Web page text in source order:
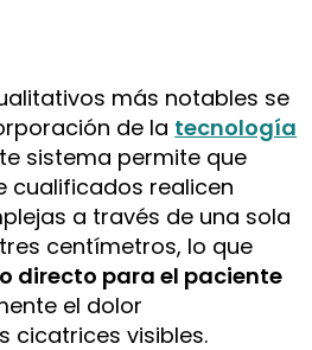
más notables se
de la tecnología
sistema permite que
cualificados realicen
a través de una sola
centímetros, lo que
directo para el paciente
el dolor
cicatrices visibles.